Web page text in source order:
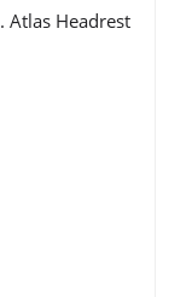
Atlas Headrest